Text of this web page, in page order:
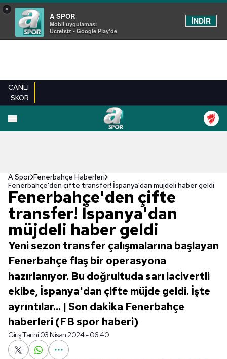
×
A SPOR
Mobil uygulaması
Ücretsiz - Google Play'de
İNDİR
CANLI
SKOR
A Spor Fenerbahçe Haberleri
Fenerbahçe'den çifte transfer! İspanya'dan müjdeli haber geldi
Fenerbahçe'den çifte
transfer! İspanya'dan
müjdeli haber geldi
Yeni sezon transfer çalışmalarına başlayan
Fenerbahçe flaş bir operasyona
hazırlanıyor. Bu doğrultuda sarı lacivertli
ekibe, İspanya'dan çifte müjde geldi. İşte
ayrıntılar... | Son dakika Fenerbahçe
haberleri (FB spor haberi)
Giriş Tarihi:03 Nisan 2024 - 06:40